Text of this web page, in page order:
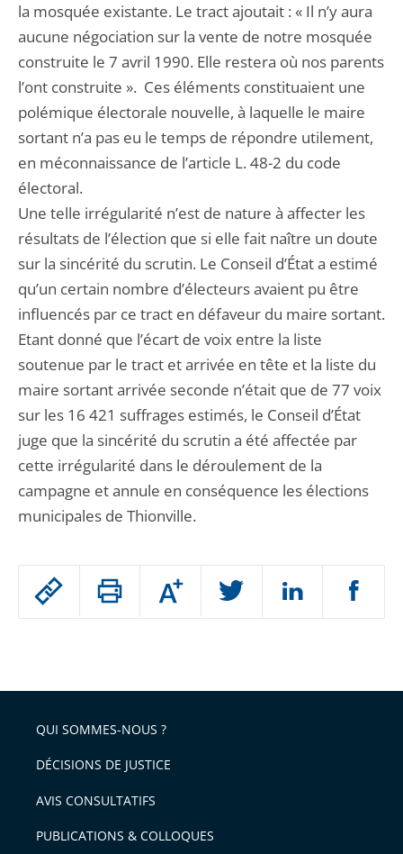
Passer
arriver
après
Augmenter
ou
l'article
pour
avant
la mosquée existante. Le tract ajoutait : « Il n’y aura
aucune négociation sur la vente de notre mosquée
construite le 7 avril 1990. Elle restera où nos parents
l’ont construite ». Ces éléments constituaient une
polémique électorale nouvelle, à laquelle le maire
sortant n’a pas eu le temps de répondre utilement,
en méconnaissance de l’article L. 48-2 du code
électoral.
Une telle irrégularité n’est de nature à affecter les
résultats de l’élection que si elle fait naître un doute
sur la sincérité du scrutin. Le Conseil d’État a estimé
qu’un certain nombre d’électeurs avaient pu être
influencés par ce tract en défaveur du maire sortant.
Etant donné que l’écart de voix entre la liste
soutenue par le tract et arrivée en tête et la liste du
maire sortant arrivée seconde n’était que de 77 voix
sur les 16 421 suffrages estimés, le Conseil d’État
juge que la sincérité du scrutin a été affectée par
cette irrégularité dans le déroulement de la
campagne et annule en conséquence les élections
municipales de Thionville.
QUI SOMMES-NOUS ?
DÉCISIONS DE JUSTICE
AVIS CONSULTATIFS
PUBLICATIONS & COLLOQUES